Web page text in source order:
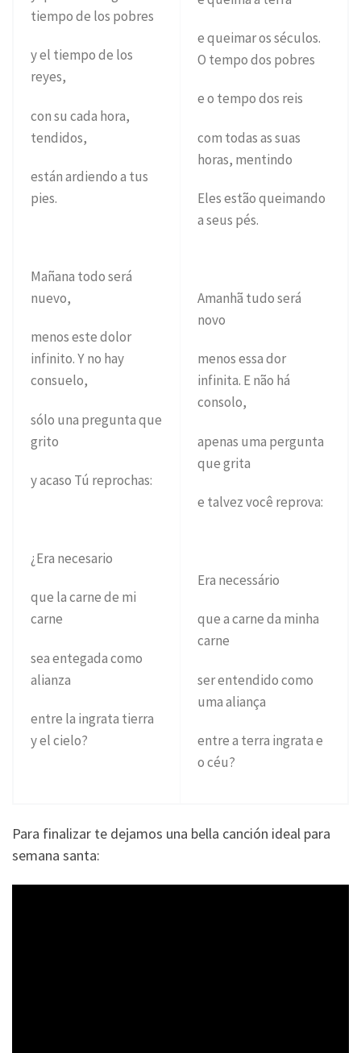
tiempo de los pobres
y el tiempo de los
reyes,
con su cada hora,
tendidos,
están ardiendo a tus
pies.
Mañana todo será
nuevo,
menos este dolor
infinito. Y no hay
consuelo,
sólo una pregunta que
grito
y acaso Tú reprochas:
¿Era necesario
que la carne de mi
carne
sea entegada como
alianza
entre la ingrata tierra
y el cielo?
e queimar os séculos.
O tempo dos pobres
e o tempo dos reis
com todas as suas
horas, mentindo
Eles estão queimando
a seus pés.
Amanhã tudo será
novo
menos essa dor
infinita. E não há
consolo,
apenas uma pergunta
que grita
e talvez você reprova:
Era necessário
que a carne da minha
carne
ser entendido como
uma aliança
entre a terra ingrata e
o céu?
Para finalizar te dejamos una bella canción ideal para
semana santa: